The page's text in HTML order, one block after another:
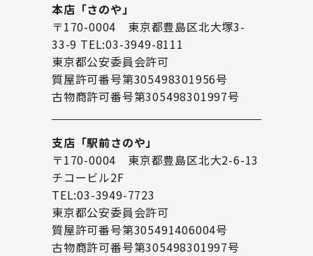
本店「さのや」
〒170-0004 東京都豊島区北大塚3-
33-9 TEL:03-3949-8111
東京都公安委員会許可
質屋許可番号第305498301956号
古物商許可番号第305498301997号
支店「駅前さのや」
〒170-0004 東京都豊島区北大2-6-13
チコービル2F
TEL:03-3949-7723
東京都公安委員会許可
質屋許可番号第305491406004号
古物商許可番号第305498301997号